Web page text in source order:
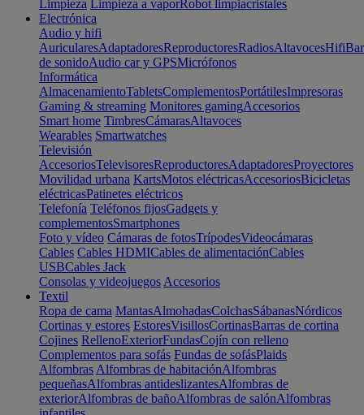
Limpieza Limpieza a vaporRobot limpiacristales
Electrónica
Audio y hifi
AuricularesAdaptadoresReproductoresRadiosAltavocesHifi
de sonidoAudio car y GPSMicrófonos
Informática
AlmacenamientoTabletsComplementosPortátilesImpresoras
Gaming & streaming Monitores gamingAccesorios
Smart home TimbresCámarasAltavoces
Wearables Smartwatches
Televisión
AccesoriosTelevisoresReproductoresAdaptadoresProyectores
Movilidad urbana KartsMotos eléctricasAccesoriosBicicletas
eléctricasPatinetes eléctricos
Telefonía Teléfonos fijosGadgets y
complementosSmartphones
Foto y vídeo Cámaras de fotosTrípodesVideocámaras
Cables Cables HDMICables de alimentaciónCables
USBCables Jack
Consolas y videojuegos Accesorios
Textil
Ropa de cama MantasAlmohadasColchasSábanasNórdicos
Cortinas y estores EstoresVisillosCortinasBarras de cortina
Cojines RellenoExteriorFundasCojín con relleno
Complementos para sofás Fundas de sofásPlaids
Alfombras Alfombras de habitaciónAlfombras
pequeñasAlfombras antideslizantesAlfombras de
exteriorAlfombras de bañoAlfombras de salónAlfombras